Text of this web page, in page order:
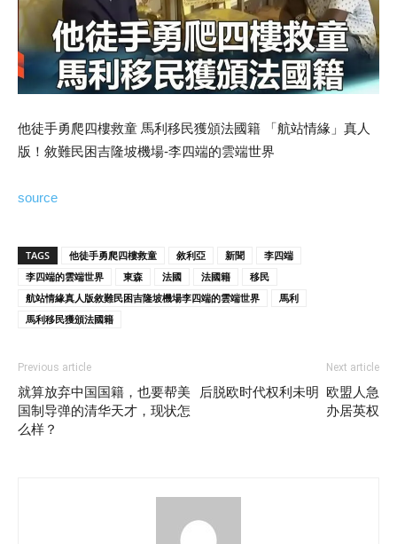
他徒手勇爬四樓救童 馬利移民獲頒法國籍 「航站情緣」真人
版！敘難民困吉隆坡機場-李四端的雲端世界
source
TAGS 他徒手勇爬四樓救童 敘利亞 新聞
李四端
李四端的雲端世界
東森 法國 法國籍
移民
航站情緣真人版敘難民困吉隆坡機場李四端的雲端世界
馬利
馬利移民獲頒法國籍
Previous article
就算放弃中国国籍，也要帮美
国制导弹的清华天才，现状怎
么样？
Next article
后脱欧时代权利未明 欧盟人急
办居英权